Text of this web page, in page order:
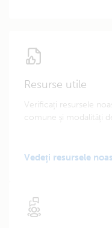
Resurse utile
Verificați resursele
comune și modalități
Vedeți resursele